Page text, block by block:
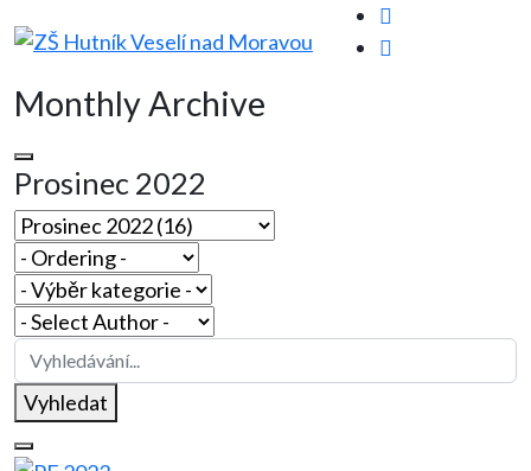
Monthly Archive
Prosinec 2022
Vyhledat